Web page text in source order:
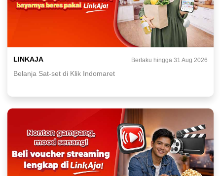
LINKAJA Berlaku hingga 31 Aug 2026
Belanja Sat-set di Klik Indomaret